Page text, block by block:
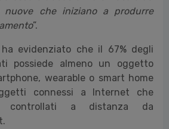
nuove che iniziano a produrre
”.
evidenziato che il 67% degli
possiede almeno un oggetto
wearable o smart home
connessi a Internet che
controllati a distanza da